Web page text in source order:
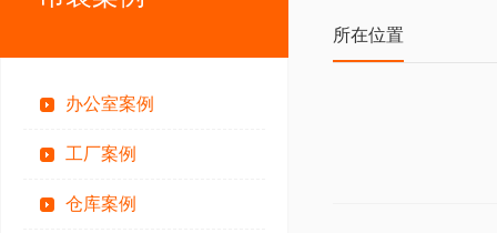
办公室案例
工厂案例
仓库案例
所在位置